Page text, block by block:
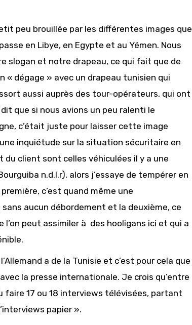
peu brouillée par les différentes images que
en Libye, en Egypte et au Yémen. Nous
slogan et notre drapeau, ce qui fait que de
« dégage » avec un drapeau tunisien qui
aussi auprès des tour-opérateurs, qui ont
que si nous avions un peu ralenti le
c’était juste pour laisser cette image
inquiétude sur la situation sécuritaire en
du client sont celles véhiculées il y a une
n.d.l.r), alors j’essaye de tempérer en
c’est quand même une
aucun débordement et la deuxième, ce
peut assimiler à des hooligans ici et qui a
a de la Tunisie et c’est pour cela que
la presse internationale. Je crois qu’entre
faire 17 ou 18 interviews télévisées, partant
papier ».